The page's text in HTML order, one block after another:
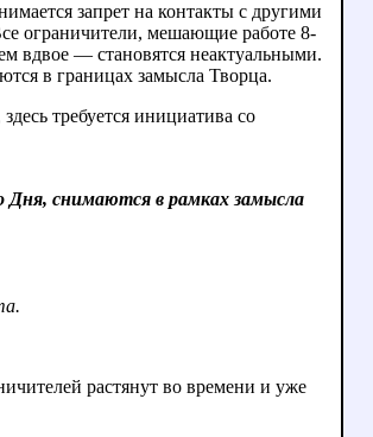
запрет на контакты с другими
ограничители, мешающие работе 8-
вдвое — становятся неактуальными.
в границах замысла Творца.
требуется инициатива со
Дня, снимаются в рамках замысла
растянут во времени и уже